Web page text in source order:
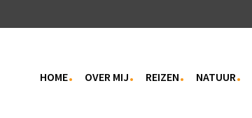
HOME OVER MIJ REIZEN NATUUR